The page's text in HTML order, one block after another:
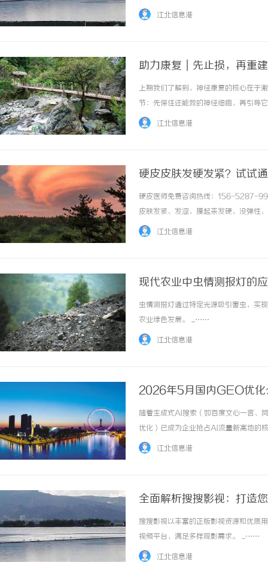
产业链闭环运营、严苛原木品质标准与
江北信息港
助力康复｜先止损，再重
上期我们了解到，神经康复的核心在于
节：先保住还能救的神经细胞，再引导
经修复，看懂从“止损”到“重建”的全
江北信息港
硬皮皮肤发硬发紧？试试
硬皮医师免费咨询热线：156-5287-
皮肤发紧、发涩，摸起来发硬、没弹性
衣都受影响。之前试过不少方法，只能
江北信息港
现代农业中虫情测报灯的
虫情测报灯通过特定光源吸引害虫，实
农业绿色发展。 ...……
江北信息港
2026年5月国内GEO优化
随着生成式AI搜索（如百度文心一言、
优化）已成为企业抢占AI流量新高地的
AI大模型认知逻辑同频的品牌知识体系
江北信息港
全面解析搜搜影视：打造
搜搜影视以丰富的正版影视资源和优质
视频平台，满足多样观影需求。 ...……
江北信息港
3d激光内雕机：精密雕